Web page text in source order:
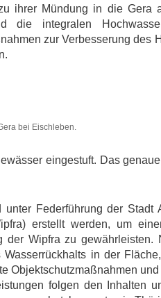
ihrer Mündung in die Gera
die integralen
zur Verbesserung des
bei Eischleben.
eingestuft. Das
unter Federführung der
erstellt werden, um
der Wipfra zu gewährleisten.
in der
Objektschutzmaßnahmen
folgen den Inhalten